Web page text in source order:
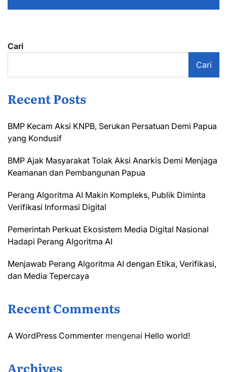
Cari
Cari
Recent Posts
BMP Kecam Aksi KNPB, Serukan Persatuan Demi Papua
yang Kondusif
BMP Ajak Masyarakat Tolak Aksi Anarkis Demi Menjaga
Keamanan dan Pembangunan Papua
Perang Algoritma AI Makin Kompleks, Publik Diminta
Verifikasi Informasi Digital
Pemerintah Perkuat Ekosistem Media Digital Nasional
Hadapi Perang Algoritma AI
Menjawab Perang Algoritma AI dengan Etika, Verifikasi,
dan Media Tepercaya
Recent Comments
A WordPress Commenter mengenai Hello world!
Archives